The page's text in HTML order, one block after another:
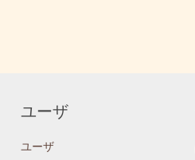
ユーザ
ユーザ